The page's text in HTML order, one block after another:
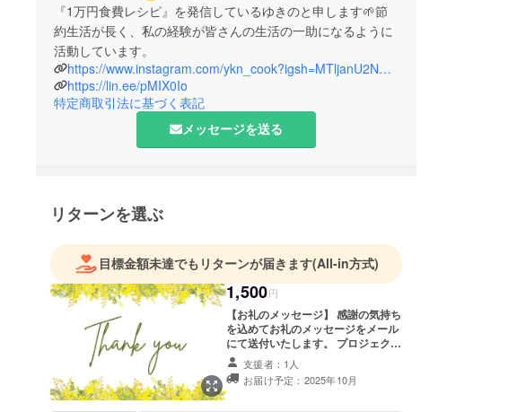
『1万円食費レシピ』を発信しているゆきのと申します🌱節
約生活が長く、私の経験が皆さんの生活の一助になるように
活動しています。
https://www.instagram.com/ykn_cook?igsh=MTljanU2NTMyeDhiOQ%3D%3D&utm_source=qr
https://lin.ee/pMIX0Io
特定商取引法に基づく表記
メッセージを送る
リターンを選ぶ
目標金額未達でもリターンが届きます(All-in方式)
1,500円
【お礼のメッセージ】 感謝の気持ち
を込めてお礼のメッセージをメール
にて送付いたします。 プロジェクト
に賛同して、ただ純粋に応援してく
ださる方ご支援よろしくお願いいた
します。
支援者：1人
お届け予定：2025年10月